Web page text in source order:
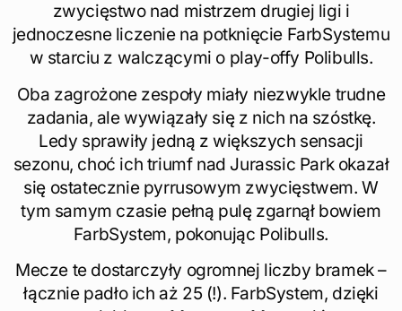
zwycięstwo nad mistrzem drugiej ligi i
jednoczesne liczenie na potknięcie FarbSystemu
w starciu z walczącymi o play-offy Polibulls.
Oba zagrożone zespoły miały niezwykle trudne
zadania, ale wywiązały się z nich na szóstkę.
Ledy sprawiły jedną z większych sensacji
sezonu, choć ich triumf nad Jurassic Park okazał
się ostatecznie pyrrusowym zwycięstwem. W
tym samym czasie pełną pulę zgarnął bowiem
FarbSystem, pokonując Polibulls.
Mecze te dostarczyły ogromnej liczby bramek –
łącznie padło ich aż 25 (!). FarbSystem, dzięki